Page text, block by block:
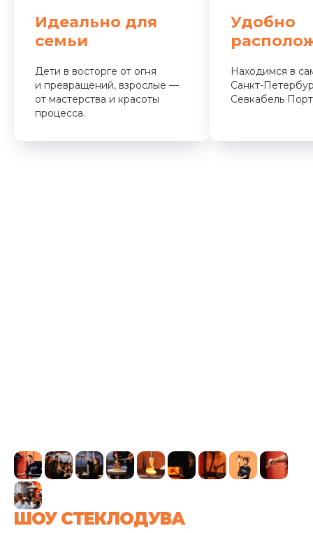
Идеально для
семьи
Дети в восторге от огня
и превращений, взрослые —
от мастерства и красоты
процесса.
Удобно
Находимся в
Санкт-
Севкабель
ШОУ СТЕКЛОДУВА